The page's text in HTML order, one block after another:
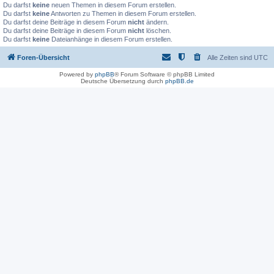
Du darfst keine neuen Themen in diesem Forum erstellen.
Du darfst keineAntworten zu Themen in diesem Forum erstellen.
Du darfst deine Beiträge in diesem Forum nicht ändern.
Du darfst deine Beiträge in diesem Forum nicht löschen.
Du darfst keine Dateianhänge in diesem Forum erstellen.
Foren-Übersicht Alle Zeiten sind UTC
Powered by phpBB® Forum Software © phpBB Limited
Deutsche Übersetzung durch phpBB.de